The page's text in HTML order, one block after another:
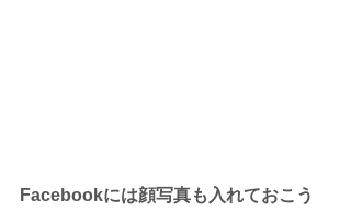
Facebookには顔写真も入れておこう